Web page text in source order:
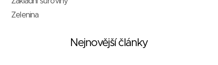
Zelenina
Nejnovější články